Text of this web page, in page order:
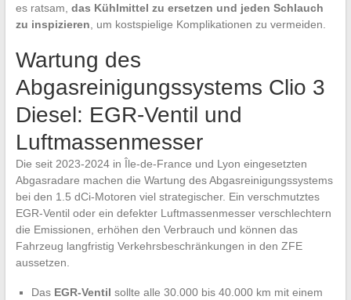
es ratsam, das Kühlmittel zu ersetzen und jeden Schlauch
zu inspizieren , um kostspielige Komplikationen zu vermeiden.
Wartung des
Abgasreinigungssystems Clio 3
Diesel: EGR-Ventil und
Luftmassenmesser
Die seit 2023-2024 in Île-de-France und Lyon eingesetzten
Abgasradare machen die Wartung des Abgasreinigungssystems
bei den 1.5 dCi-Motoren viel strategischer. Ein verschmutztes
EGR-Ventil oder ein defekter Luftmassenmesser verschlechtern
die Emissionen, erhöhen den Verbrauch und können das
Fahrzeug langfristig Verkehrsbeschränkungen in den ZFE
aussetzen.
Das EGR-Ventil sollte alle 30.000 bis 40.000 km mit einem